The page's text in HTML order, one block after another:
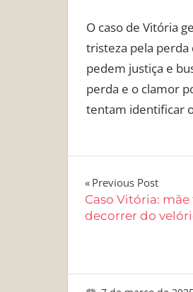
O caso de Vitória
tristeza pela perda
pedem justiça e
perda e o clamor
tentam identificar
Navegação
de
Previous Post
Caso Vitória:
decorrer do